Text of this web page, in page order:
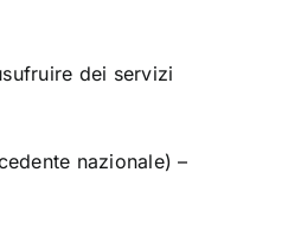
dei servizi
nazionale) –